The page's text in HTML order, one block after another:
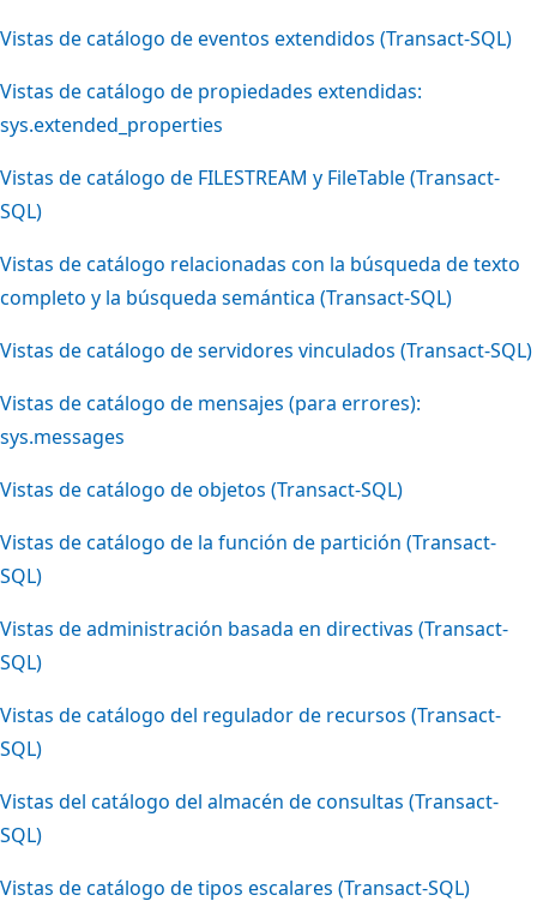
Vistas de catálogo de eventos extendidos (Transact-SQL)
Vistas de catálogo de propiedades extendidas:
sys.extended_properties
Vistas de catálogo de FILESTREAM y FileTable (Transact-
SQL)
Vistas de catálogo relacionadas con la búsqueda de texto
completo y la búsqueda semántica (Transact-SQL)
Vistas de catálogo de servidores vinculados (Transact-SQL)
Vistas de catálogo de mensajes (para errores):
sys.messages
Vistas de catálogo de objetos (Transact-SQL)
Vistas de catálogo de la función de partición (Transact-
SQL)
Vistas de administración basada en directivas (Transact-
SQL)
Vistas de catálogo del regulador de recursos (Transact-
SQL)
Vistas del catálogo del almacén de consultas (Transact-
SQL)
Vistas de catálogo de tipos escalares (Transact-SQL)